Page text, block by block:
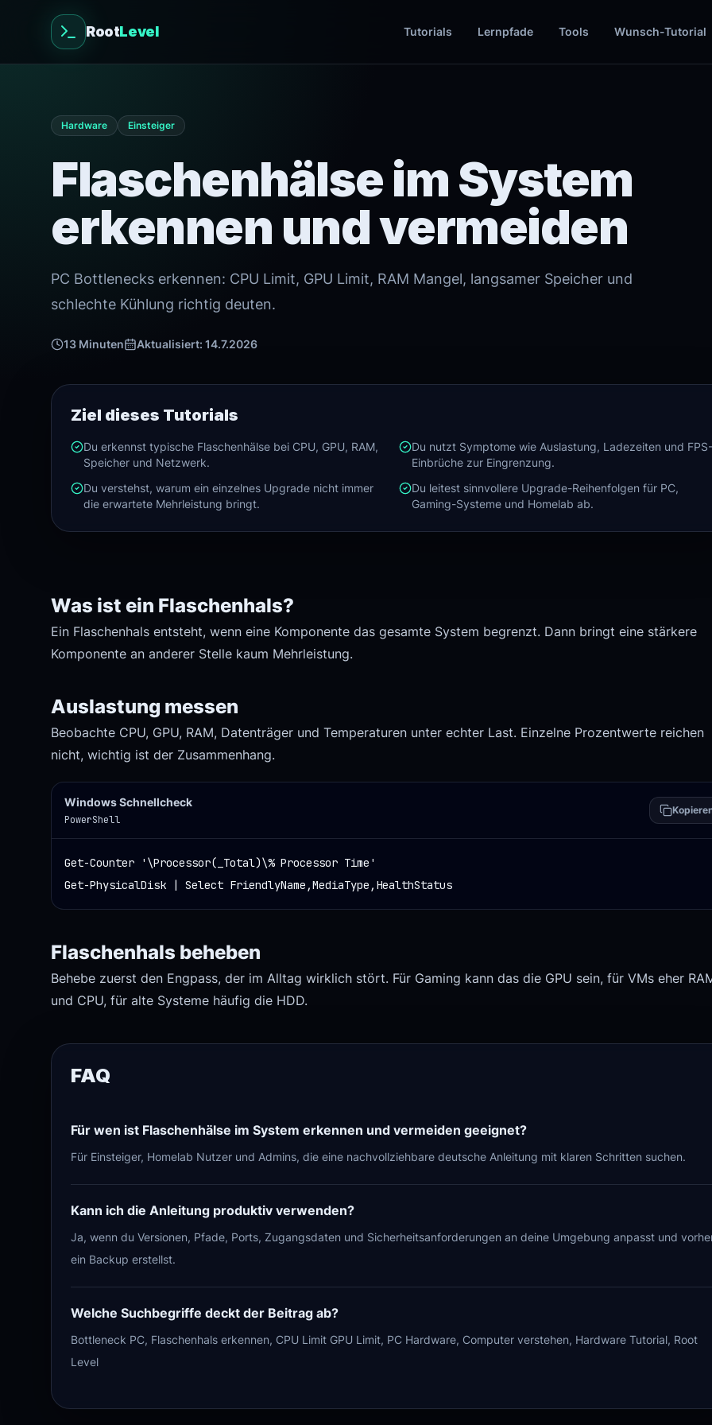
RootLevel Tutorials Lernpfade Tools Wunsch-Tutorial
Hardware Einsteiger
Flaschenhälse im System
erkennen und vermeiden
PC Bottlenecks erkennen: CPU Limit, GPU Limit, RAM Mangel, langsamer Speicher und
schlechte Kühlung richtig deuten.
13 Minuten Aktualisiert: 14.7.2026
Ziel dieses Tutorials
Du erkennst typische Flaschenhälse bei CPU, GPU, RAM,
Speicher und Netzwerk.
Du nutzt Symptome wie Auslastung, Ladezeiten und FPS-
Einbrüche zur Eingrenzung.
Du verstehst, warum ein einzelnes Upgrade nicht immer
die erwartete Mehrleistung bringt.
Du leitest sinnvollere Upgrade-Reihenfolgen für PC,
Gaming-Systeme und Homelab ab.
Was ist ein Flaschenhals?
Ein Flaschenhals entsteht, wenn eine Komponente das gesamte System begrenzt. Dann bringt eine stärkere
Komponente an anderer Stelle kaum Mehrleistung.
Auslastung messen
Beobachte CPU, GPU, RAM, Datenträger und Temperaturen unter echter Last. Einzelne Prozentwerte reichen
nicht, wichtig ist der Zusammenhang.
Windows Schnellcheck
PowerShell
Get-Counter '\Processor(_Total)\% Processor Time'
Get-PhysicalDisk | Select FriendlyName,MediaType,HealthStatus
Flaschenhals beheben
Behebe zuerst den Engpass, der im Alltag wirklich stört. Für Gaming kann das die GPU sein, für VMs eher
und CPU, für alte Systeme häufig die HDD.
FAQ
Für wen ist Flaschenhälse im System erkennen und vermeiden geeignet?
Für Einsteiger, Homelab Nutzer und Admins, die eine nachvollziehbare deutsche Anleitung mit klaren Schritten suchen.
Kann ich die Anleitung produktiv verwenden?
Ja, wenn du Versionen, Pfade, Ports, Zugangsdaten und Sicherheitsanforderungen an deine Umgebung anpasst und
ein Backup erstellst.
Welche Suchbegriffe deckt der Beitrag ab?
Bottleneck PC, Flaschenhals erkennen, CPU Limit GPU Limit, PC Hardware, Computer verstehen, Hardware Tutorial, Root
Level